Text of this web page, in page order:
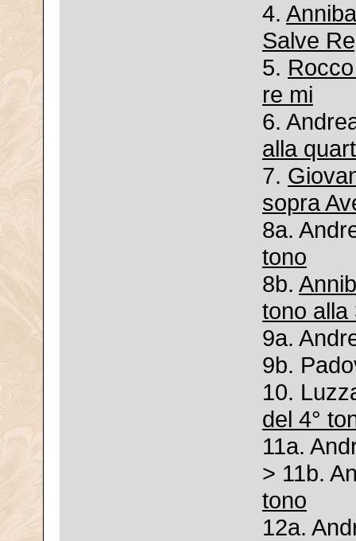
4.
Salve
5.
re mi
6.
alla
7.
sopra
8a.
tono
8b.
tono alla
9a.
9b.
10.
del 4°
11a.
> 11b.
tono
12a.